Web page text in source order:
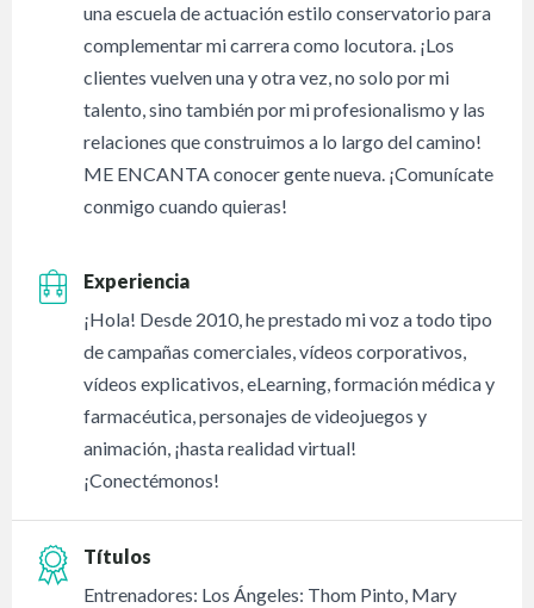
una escuela de actuación estilo conservatorio para
complementar mi carrera como locutora. ¡Los
clientes vuelven una y otra vez, no solo por mi
talento, sino también por mi profesionalismo y las
relaciones que construimos a lo largo del camino!
ME ENCANTA conocer gente nueva. ¡Comunícate
conmigo cuando quieras!
Experiencia
¡Hola! Desde 2010, he prestado mi voz a todo tipo
de campañas comerciales, vídeos corporativos,
vídeos explicativos, eLearning, formación médica y
farmacéutica, personajes de videojuegos y
animación, ¡hasta realidad virtual!
¡Conectémonos!
Títulos
Entrenadores: Los Ángeles: Thom Pinto, Mary